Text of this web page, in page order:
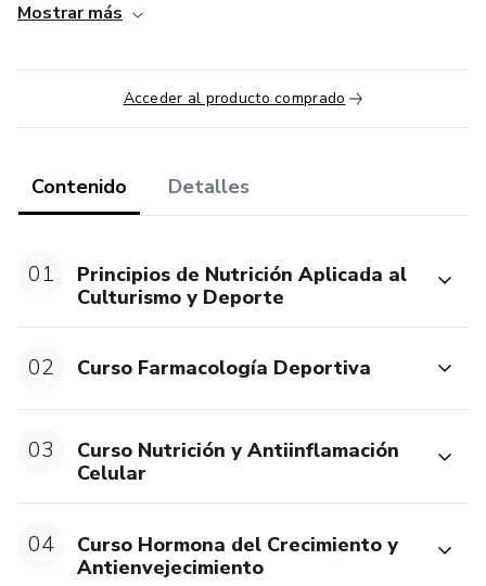
aprendizaje y ofrecer una solución viable a sus problemas.
Este producto no sustituye la opinión especializada.
Siempre debes consultar a un profesional para tratar
asuntos relativos a tu salud.
Mostrar más
Acceder al producto comprado
Contenido Detalles
01
Principios de Nutrición Aplicada al
Culturismo y Deporte
02 Curso Farmacología Deportiva
03
Curso Nutrición y Antiinflamación
Celular
04
Curso Hormona del Crecimiento y
Antienvejecimiento